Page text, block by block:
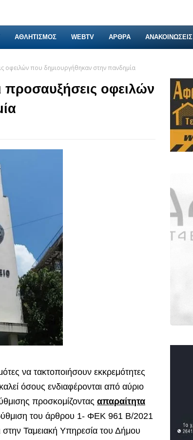
ΑΘΛΗΤΙΣΜΟΣ WEBTV ΑΡΘΡΑ ΑΝΑΚΟΙΝΩΣΕΙΣ
οφειλών που δημιουργήθηκαν στην πανδημία
οφειλών
να τακτοποιήσουν εκκρεμότητες
όσους ενδιαφέρονται από αύριο
προσκομίζοντας απαραίτητα
του άρθρου 1- ΦΕΚ 961 Β/2021
στην Ταμειακή Υπηρεσία του Δήμου